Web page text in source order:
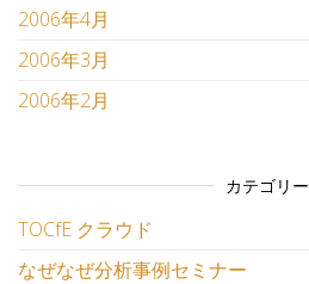
2006年4月
2006年3月
2006年2月
カテゴリー
TOCfE クラウド
なぜなぜ分析事例セミナー